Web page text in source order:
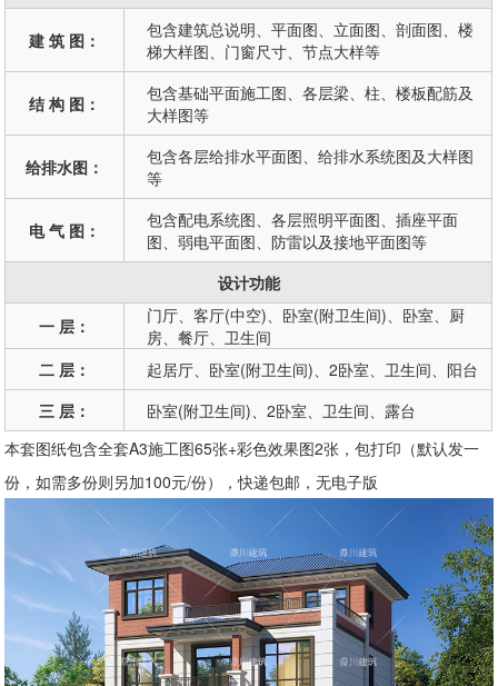
建 筑 图：
包含建筑总说明、平面图、立面图、剖面图、楼
梯大样图、门窗尺寸、节点大样等
结 构 图：
包含基础平面施工图、各层梁、柱、楼板配筋及
大样图等
给排水图：
包含各层给排水平面图、给排水系统图及大样图
等
电 气 图：
包含配电系统图、各层照明平面图、插座平面
图、弱电平面图、防雷以及接地平面图等
设计功能
一 层：
门厅、客厅(中空)、卧室(附卫生间)、卧室、厨
房、餐厅、卫生间
二 层：
起居厅、卧室(附卫生间)、2卧室、卫生间、阳台
三 层：
卧室(附卫生间)、2卧室、卫生间、露台
本套图纸包含全套A3施工图65张+彩色效果图2张，包打印（默认发一
份，如需多份则另加100元/份），快递包邮，无电子版